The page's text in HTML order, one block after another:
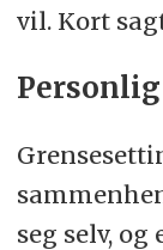
vil. Kort
seg selv,